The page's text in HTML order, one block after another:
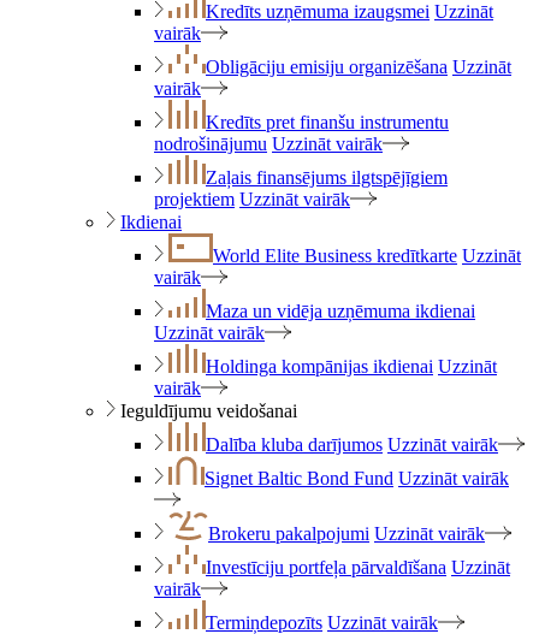
Kredīts uzņēmuma izaugsmei Uzzināt
vairāk
Obligāciju emisiju organizēšana Uzzināt
vairāk
Kredīts pret finanšu instrumentu
nodrošinājumu Uzzināt vairāk
Zaļais finansējums ilgtspējīgiem
projektiem Uzzināt vairāk
Ikdienai
World Elite Business kredītkarte Uzzināt
vairāk
Maza un vidēja uzņēmuma ikdienai
Uzzināt vairāk
Holdinga kompānijas ikdienai Uzzināt
vairāk
Ieguldījumu veidošanai
Dalība kluba darījumos Uzzināt vairāk
Signet Baltic Bond Fund Uzzināt vairāk
Brokeru pakalpojumi Uzzināt vairāk
Investīciju portfeļa pārvaldīšana Uzzināt
vairāk
Termiņdepozīts Uzzināt vairāk